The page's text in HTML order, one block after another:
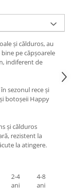
și călduros, au
pe căpșoarele
indiferent de
sezonul rece și
botoșeii Happy
și călduros
rezistent la
la atingere.
2-4
ani
4-8
ani